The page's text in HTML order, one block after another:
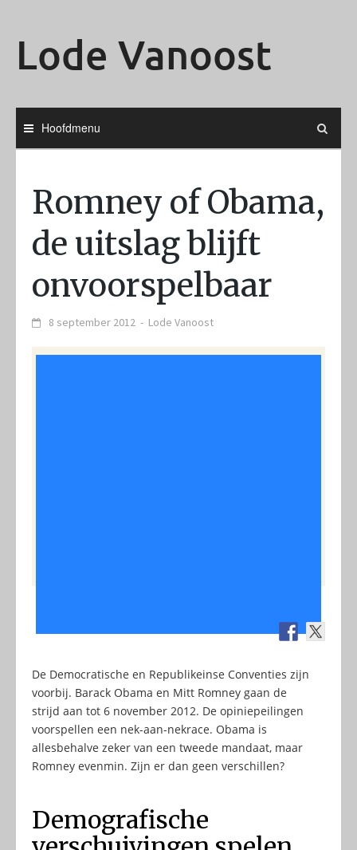
Lode Vanoost
Hoofdmenu
Romney of Obama,
de uitslag blijft
onvoorspelbaar
8 september 2012 - Lode Vanoost
De Democratische en Republikeinse Conventies zijn
voorbij. Barack Obama en Mitt Romney gaan de
strijd aan tot 6 november 2012. De opiniepeilingen
voorspellen een nek-aan-nekrace. Obama is
allesbehalve zeker van een tweede mandaat, maar
Romney evenmin. Zijn er dan geen verschillen?
Demografische